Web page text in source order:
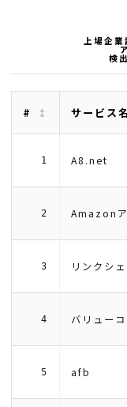
上場企
検
# サービス名
1 A8.net
2 Amazon
3 リンクシェ
4 バリュー
5 afb